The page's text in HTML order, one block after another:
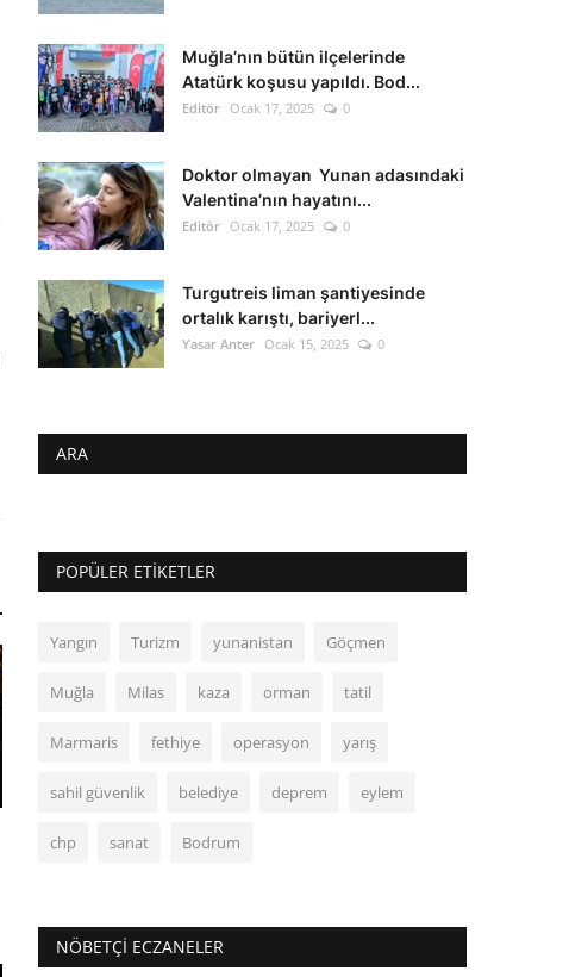
Muğla’nın bütün ilçelerinde
Atatürk koşusu yapıldı. Bod...
Editör Ocak 17, 2025 0
Doktor olmayan Yunan adasındaki
Valentina’nın hayatını...
Editör Ocak 17, 2025 0
Turgutreis liman şantiyesinde
ortalık karıştı, bariyerl...
Yasar Anter Ocak 15, 2025 0
ARA
POPÜLER ETIKETLER
Yangın Turizm yunanistan Göçmen
Muğla Milas kaza orman tatil
Marmaris fethiye operasyon yarış
sahil güvenlik belediye deprem eylem
chp sanat Bodrum
NÖBETÇI ECZANELER